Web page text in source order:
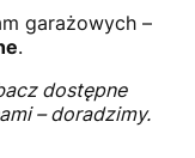
garażowych –
.
dostępne
– doradzimy.